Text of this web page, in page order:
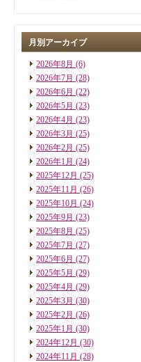
月別アーカイブ
2026年8月 (6)
2026年7月 (28)
2026年6月 (22)
2026年5月 (23)
2026年4月 (23)
2026年3月 (25)
2026年2月 (25)
2026年1月 (24)
2025年12月 (25)
2025年11月 (26)
2025年10月 (24)
2025年9月 (23)
2025年8月 (25)
2025年7月 (27)
2025年6月 (27)
2025年5月 (29)
2025年4月 (29)
2025年3月 (30)
2025年2月 (26)
2025年1月 (30)
2024年12月 (30)
2024年11月 (28)